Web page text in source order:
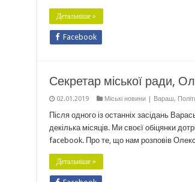
Детальніше »
Facebook
Секретар міської ради,
02.01.2019 Міські новини | Вараш,
Після одного із останніх засідань
декілька місяців. Ми своєї обіцянки
facebook. Про те, що нам розповів
Детальніше »